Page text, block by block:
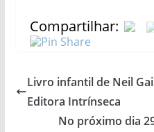
Compartilhar:
Livro infantil de Neil
Editora Intrínseca
No próximo dia